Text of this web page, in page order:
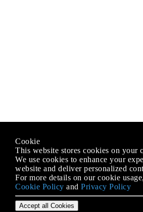
Cookie
This website stores cookies on your
We use cookies to enhance your
website and deliver personalized
For more details on our cookie
Cookie Policy and Privacy Policy
Accept all Cookies